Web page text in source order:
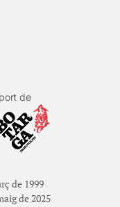
de
de 1999
de 2025